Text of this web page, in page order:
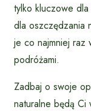
tylko kluczowe
dla oszczędzania
je co najmniej raz
podróżami.
Zadbaj o swoje
naturalne będą Ci